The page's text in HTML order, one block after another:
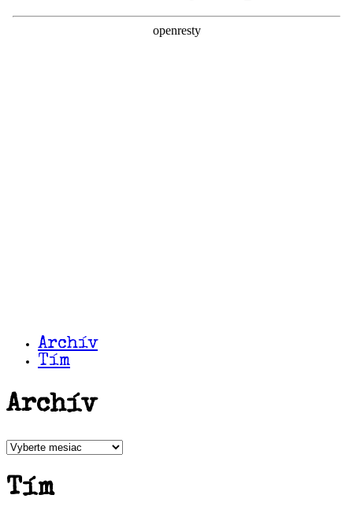
Archív
Tím
Archív
Archív
Tím